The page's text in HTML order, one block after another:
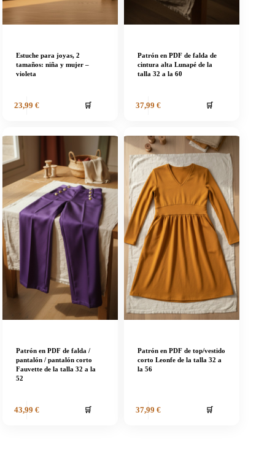
Estuche para joyas, 2
tamaños: niña y mujer –
violeta
23,99 € 🛒
Patrón en PDF de falda de
cintura alta Lunapé de la
talla 32 a la 60
37,99 € 🛒
Patrón en PDF de falda /
pantalón / pantalón corto
Fauvette de la talla 32 a la
52
43,99 € 🛒
Patrón en PDF de top/vestido
corto Leonfe de la talla 32 a
la 56
37,99 € 🛒